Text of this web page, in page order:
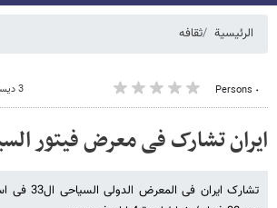
الرئيسية ثقافه
٠ Persons 3 ديسمبر 2012 - 18:30
ایران تشارک فی معرض فیتور
تشارک ایران